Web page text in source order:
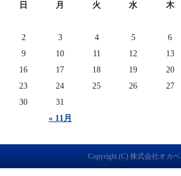
日 月 火 水 木
« 11月
2
3 4 5 6
9
10 11 12 13
16
17 18 19 20
23
24 25 26 27
30
31
Copyright (C) 株式会社オカベ